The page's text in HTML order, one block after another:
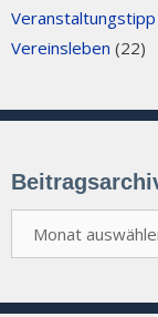
Veranstaltungstipp
Vereinsleben (22)